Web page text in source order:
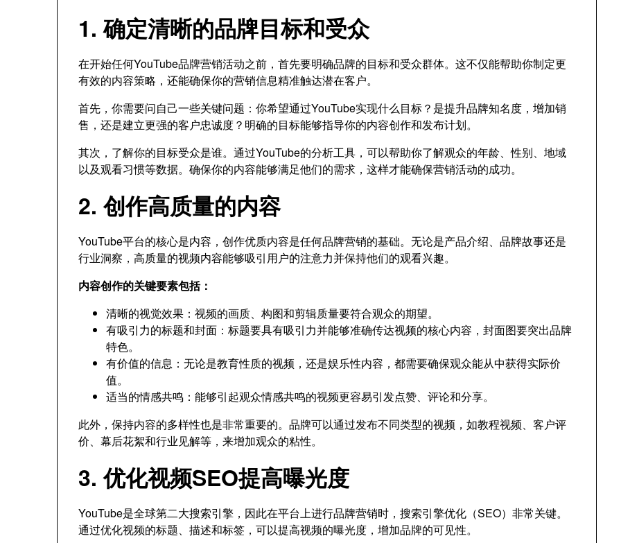
1. 确定清晰的品牌目标和受众
在开始任何YouTube品牌营销活动之前，首先要明确品牌的目标和受众群体。这不仅能帮助你制定更
有效的内容策略，还能确保你的营销信息精准触达潜在客户。
首先，你需要问自己一些关键问题：你希望通过YouTube实现什么目标？是提升品牌知名度，增加销
售，还是建立更强的客户忠诚度？明确的目标能够指导你的内容创作和发布计划。
其次，了解你的目标受众是谁。通过YouTube的分析工具，可以帮助你了解观众的年龄、性别、地域
以及观看习惯等数据。确保你的内容能够满足他们的需求，这样才能确保营销活动的成功。
2. 创作高质量的内容
YouTube平台的核心是内容，创作优质内容是任何品牌营销的基础。无论是产品介绍、品牌故事还是
行业洞察，高质量的视频内容能够吸引用户的注意力并保持他们的观看兴趣。
内容创作的关键要素包括：
清晰的视觉效果：视频的画质、构图和剪辑质量要符合观众的期望。
有吸引力的标题和封面：标题要具有吸引力并能够准确传达视频的核心内容，封面图要突出品牌
特色。
有价值的信息：无论是教育性质的视频，还是娱乐性内容，都需要确保观众能从中获得实际价
值。
适当的情感共鸣：能够引起观众情感共鸣的视频更容易引发点赞、评论和分享。
此外，保持内容的多样性也是非常重要的。品牌可以通过发布不同类型的视频，如教程视频、客户评
价、幕后花絮和行业见解等，来增加观众的粘性。
3. 优化视频SEO提高曝光度
YouTube是全球第二大搜索引擎，因此在平台上进行品牌营销时，搜索引擎优化（SEO）非常关键。
通过优化视频的标题、描述和标签，可以提高视频的曝光度，增加品牌的可见性。